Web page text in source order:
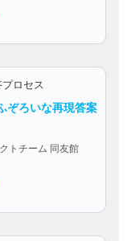
ロセス
ぞろいな再現答案
トチーム 同友館